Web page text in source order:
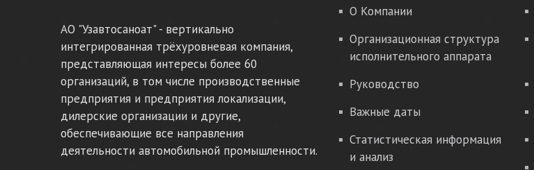
АО "Узавтосаноат" - вертикально
интегрированная трёхуровневая компания,
представляющая интересы более 60
организаций, в том числе производственные
предприятия и предприятия локализации,
дилерские организации и другие,
обеспечивающие все направления
деятельности автомобильной промышленности.
О Компании
Организационная структура
исполнительного аппарата
Руководство
Важные даты
Статистическая информация
и анализ